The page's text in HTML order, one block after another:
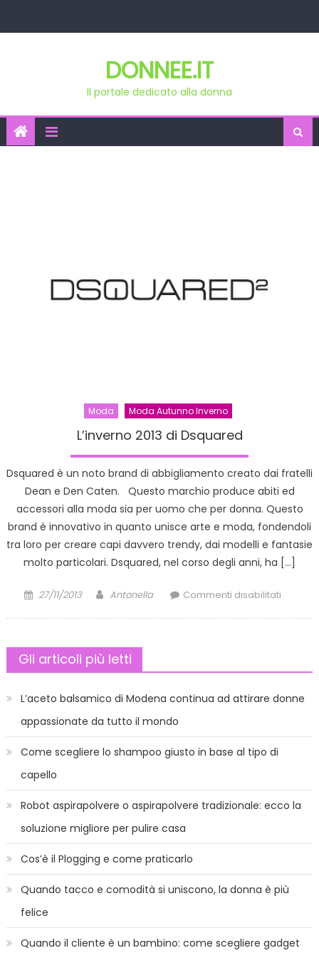
DONNEE.IT
Il portale dedicato alla donna
Moda Moda Autunno Inverno
L’inverno 2013 di Dsquared
Dsquared è un noto brand di abbigliamento creato dai fratelli
Dean e Den Caten. Questo marchio produce abiti ed
accessori alla moda sia per uomo che per donna. Questo
brand è innovativo in quanto unisce arte e moda, fondendoli
tra loro per creare capi davvero trendy, dai modelli e fantasie
molto particolari. Dsquared, nel corso degli anni, ha […]
Posted
27/11/2013 Author
Antonella Commenti disabilitatisu
Gli articoli più letti
L’aceto balsamico di Modena continua ad attirare donne
appassionate da tutto il mondo
Come scegliere lo shampoo giusto in base al tipo di
capello
Robot aspirapolvere o aspirapolvere tradizionale: ecco la
soluzione migliore per pulire casa
Cos’è il Plogging e come praticarlo
Quando tacco e comodità si uniscono, la donna è più
felice
Quando il cliente è un bambino: come scegliere gadget